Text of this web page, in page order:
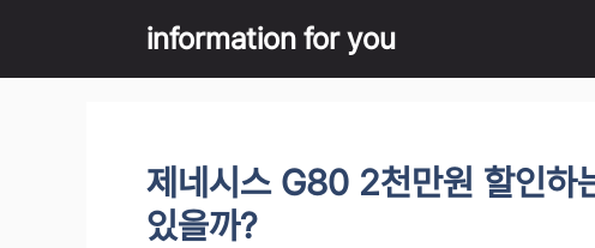
content
information for you
제네시스 G80 2천만원 할인하
있을까?